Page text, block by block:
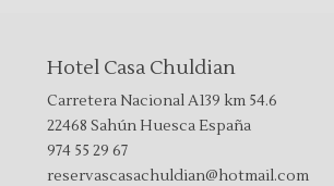
Hotel Casa Chuldian
Carretera Nacional A139 km 54.6
22468 Sahún Huesca España
974 55 29 67
reservascasachuldian@hotmail.com